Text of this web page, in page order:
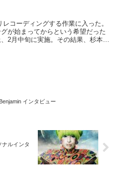
コーディングする作業に入った。
が始まってからという希望だった
2月中旬に実施。その結果、杉本善
インタビュー
ルインタ